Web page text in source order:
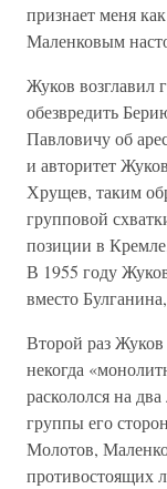
признает меня
Маленковым
Жуков возглавил
обезвредить
Павловичу об
и авторитет
Хрущев, таким
групповой
позиции в
В 1955 году
вместо
Второй раз
некогда
раскололся на
группы его
Молотов,
противостоящих